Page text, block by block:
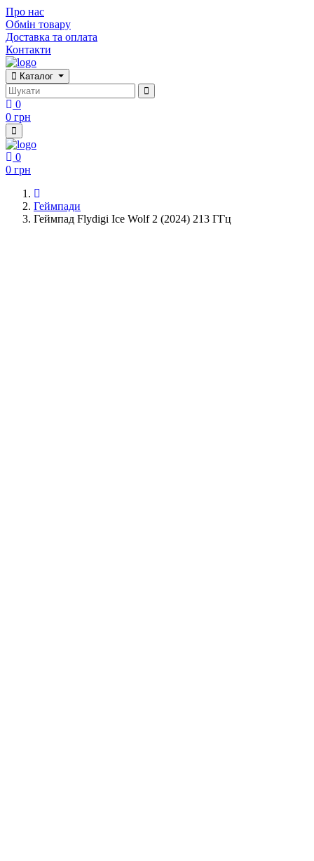
Про нас
Обмін товару
Доставка та оплата
Контакти
Каталог
0
0 грн
0
0 грн
Геймпади
Геймпад Flydigi Ice Wolf 2 (2024) 213 ГГц